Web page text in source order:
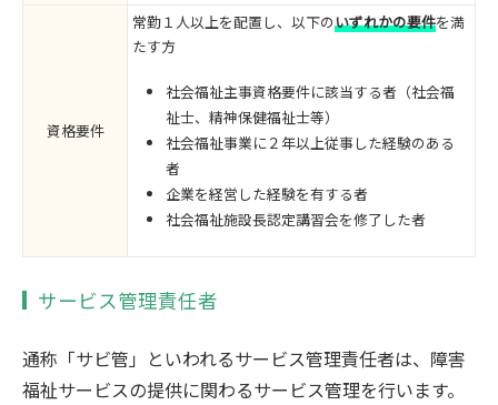
資格要件
常勤１人以上を配置し、以下のいずれかの要件を満
たす方
社会福祉主事資格要件に該当する者（社会福
祉士、精神保健福祉士等）
社会福祉事業に２年以上従事した経験のある
者
企業を経営した経験を有する者
社会福祉施設長認定講習会を修了した者
サービス管理責任者
通称「サビ管」といわれるサービス管理責任者は、障害
福祉サービスの提供に関わるサービス管理を行います。